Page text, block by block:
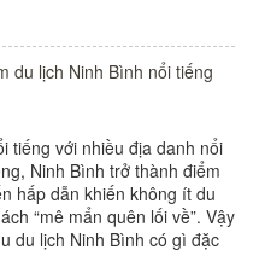
du lịch Ninh Bình nổi tiếng
tiếng với nhiều địa danh nổi
Ninh Bình trở thành điểm
hấp dẫn khiến không ít du
“mê mẩn quên lối về”. Vậy
du lịch Ninh Bình có gì đặc